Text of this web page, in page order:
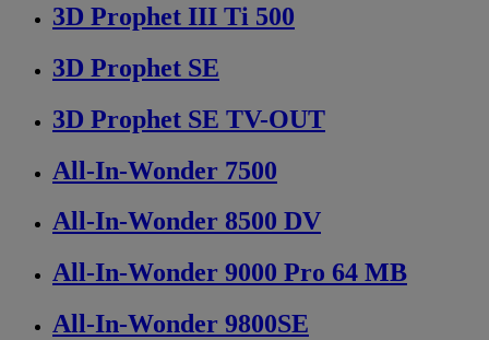
3D Prophet III Ti 500
3D Prophet SE
3D Prophet SE TV-OUT
All-In-Wonder 7500
All-In-Wonder 8500 DV
All-In-Wonder 9000 Pro 64 MB
All-In-Wonder 9800SE